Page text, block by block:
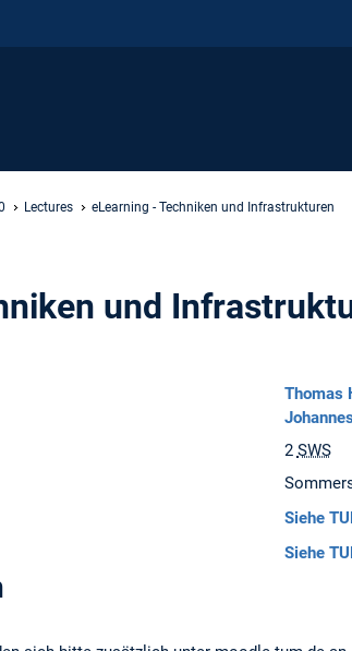
Lectures eLearning - Techniken und Infrastrukturen
und
Thomas
2 SWS
Siehe
Siehe